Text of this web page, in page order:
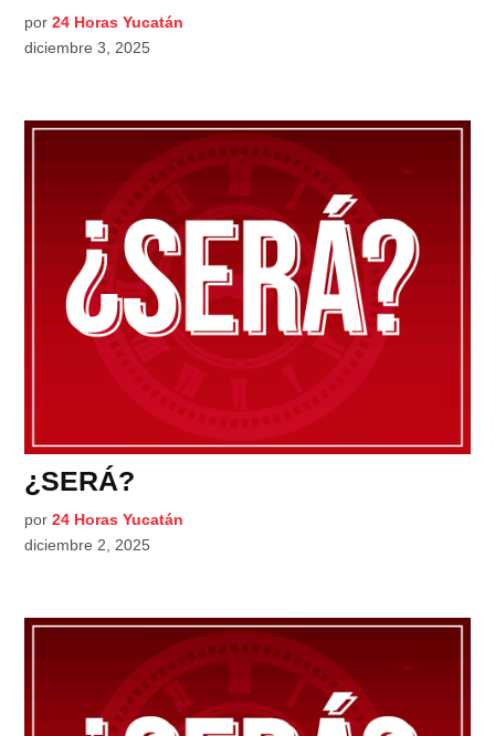
por 24 Horas Yucatán
diciembre 3, 2025
¿SERÁ?
por 24 Horas Yucatán
diciembre 2, 2025